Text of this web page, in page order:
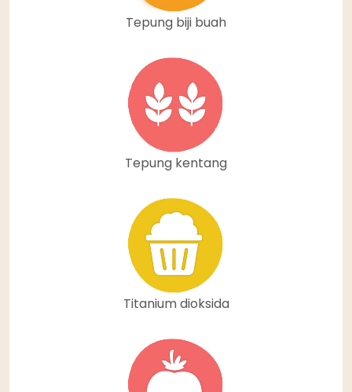
Tepung biji buah
Tepung kentang
Titanium dioksida